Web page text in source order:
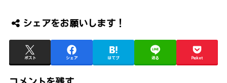
シェアをお願いします！
ポスト シェア はてブ 送る Pocket